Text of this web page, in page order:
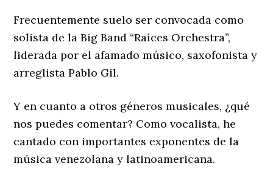
Frecuentemente suelo ser convocada como
solista de la Big Band “Raíces Orchestra”,
liderada por el afamado músico, saxofonista y
arreglista Pablo Gil.
Y en cuanto a otros géneros musicales, ¿qué
nos puedes comentar? Como vocalista, he
cantado con importantes exponentes de la
música venezolana y latinoamericana.